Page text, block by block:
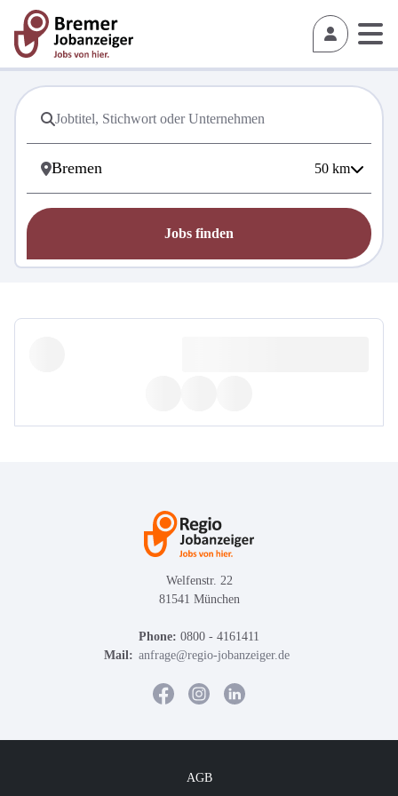
50 km
Jobs finden
Welfenstr. 22
81541 München
Phone: 0800 - 4161411
Mail: anfrage@regio-jobanzeiger.de
AGB